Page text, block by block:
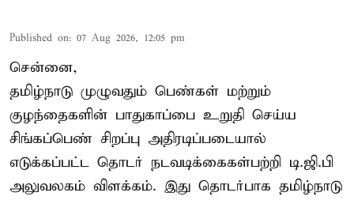
Published on: 07 Aug 2026, 12:05 pm
சென்னை,
தமிழ்நாடு முழுவதும் பெண்கள் மற்றும்
குழந்தைகளின் பாதுகாப்பை உறுதி செய்ய
சிங்கப்பெண் சிறப்பு அதிரடிப்படையால்
எடுக்கப்பட்ட தொடர் நடவடிக்கைகள்பற்றி டி.ஜி.பி
அலுவலகம் விளக்கம். இது தொடர்பாக தமிழ்நாடு